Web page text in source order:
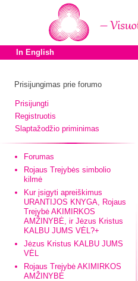
In English
Prisijungimas prie forumo
Prisijungti
Registruotis
Slaptažodžio priminimas
Forumas
Rojaus Trejybės simbolio
kilmė
Kur įsigyti apreiškimus
URANTIJOS KNYGA, Rojaus
Trejybė AKIMIRKOS
AMŽINYBĖ, ir Jėzus Kristus
KALBU JUMS VĖL?+
Jėzus Kristus KALBU JUMS
VĖL
Rojaus Trejybė AKIMIRKOS
AMŽINYBĖ